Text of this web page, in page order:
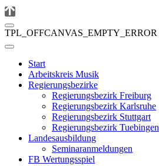
TPL_OFFCANVAS_EMPTY_ERROR
Start
Arbeitskreis Musik
Regierungsbezirke
Regierungsbezirk Freiburg
Regierungsbezirk Karlsruhe
Regierungsbezirk Stuttgart
Regierungsbezirk Tuebingen
Landesausbildung
Seminaranmeldungen
FB Wertungsspiel